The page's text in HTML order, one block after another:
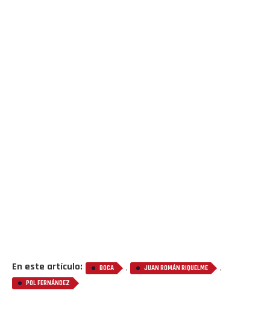
En este artículo: BOCA , JUAN ROMÁN RIQUELME ,
POL FERNÁNDEZ